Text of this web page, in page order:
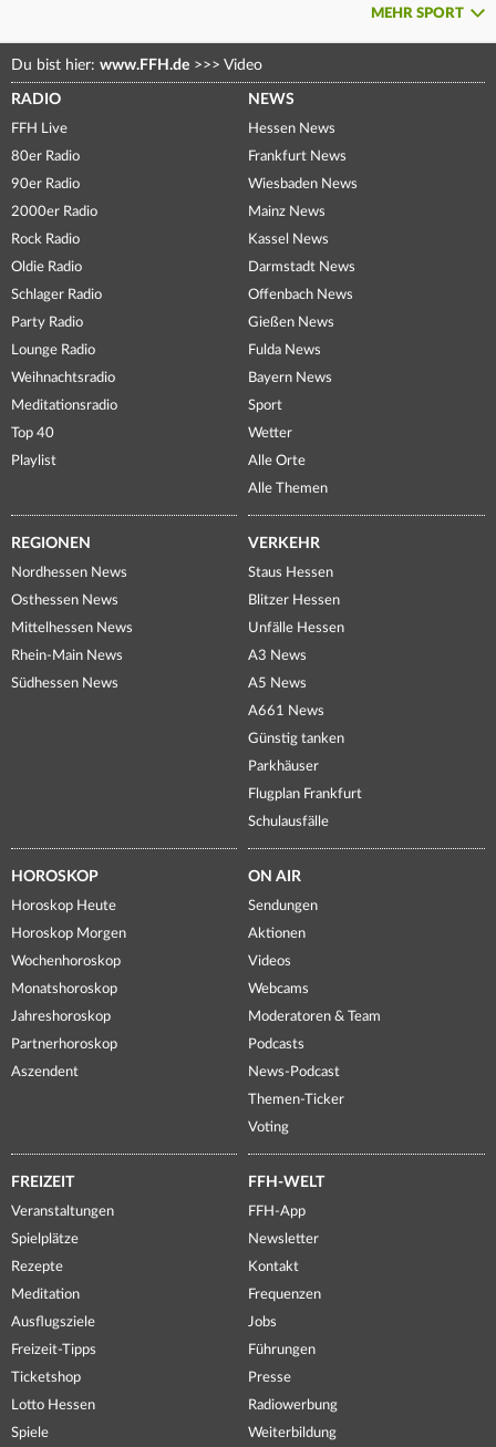
MEHR SPORT
Du bist hier: www.FFH.de >>> Video
RADIO
FFH Live
80er Radio
90er Radio
2000er Radio
Rock Radio
Oldie Radio
Schlager Radio
Party Radio
Lounge Radio
Weihnachtsradio
Meditationsradio
Top 40
Playlist
NEWS
Hessen News
Frankfurt News
Wiesbaden News
Mainz News
Kassel News
Darmstadt News
Offenbach News
Gießen News
Fulda News
Bayern News
Sport
Wetter
Alle Orte
Alle Themen
REGIONEN
Nordhessen News
Osthessen News
Mittelhessen News
Rhein-Main News
Südhessen News
VERKEHR
Staus Hessen
Blitzer Hessen
Unfälle Hessen
A3 News
A5 News
A661 News
Günstig tanken
Parkhäuser
Flugplan Frankfurt
Schulausfälle
HOROSKOP
Horoskop Heute
Horoskop Morgen
Wochenhoroskop
Monatshoroskop
Jahreshoroskop
Partnerhoroskop
Aszendent
ON AIR
Sendungen
Aktionen
Videos
Webcams
Moderatoren & Team
Podcasts
News-Podcast
Themen-Ticker
Voting
FREIZEIT
Veranstaltungen
Spielplätze
Rezepte
Meditation
Ausflugsziele
Freizeit-Tipps
Ticketshop
Lotto Hessen
Spiele
FFH-WELT
FFH-App
Newsletter
Kontakt
Frequenzen
Jobs
Führungen
Presse
Radiowerbung
Weiterbildung